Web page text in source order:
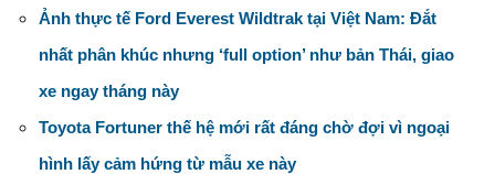
Ảnh thực tế Ford Everest Wildtrak tại Việt Nam: Đắt
nhất phân khúc nhưng ‘full option’ như bản Thái, giao
xe ngay tháng này
Toyota Fortuner thế hệ mới rất đáng chờ đợi vì ngoại
hình lấy cảm hứng từ mẫu xe này